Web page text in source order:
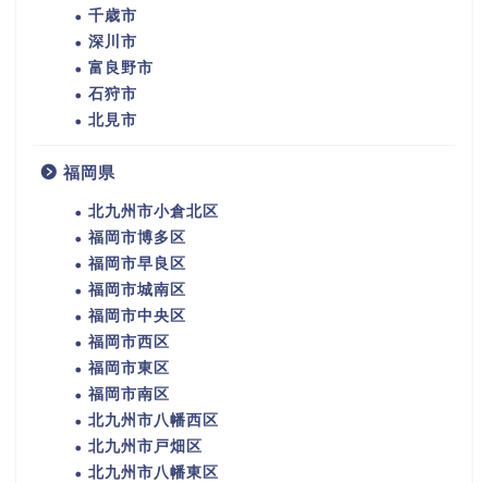
千歳市
深川市
富良野市
石狩市
北見市
福岡県
北九州市小倉北区
福岡市博多区
福岡市早良区
福岡市城南区
福岡市中央区
福岡市西区
福岡市東区
福岡市南区
北九州市八幡西区
北九州市戸畑区
北九州市八幡東区